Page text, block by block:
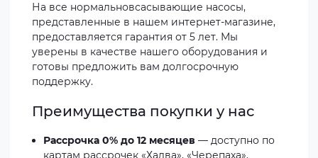
На все нормальновсасывающие насосы,
представленные в нашем интернет-магазине,
предоставляется гарантия от 5 лет. Мы
уверены в качестве нашего оборудования и
готовы предложить вам долгосрочную
поддержку.
Преимущества покупки у нас
Рассрочка 0% до 12 месяцев — доступно по
картам рассрочек «Халва», «Черепаха»,